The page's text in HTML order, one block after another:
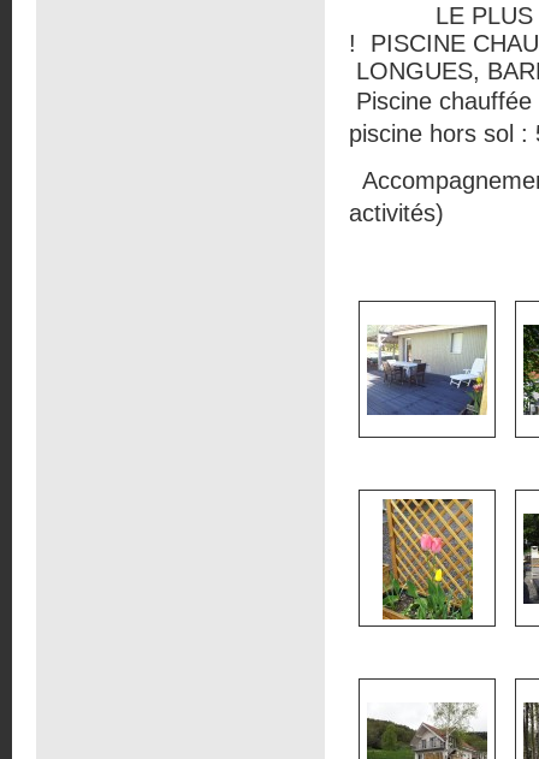
LE PLUS DE
! PISCINE
LONGUES,
Piscine
piscine hors sol
activités)